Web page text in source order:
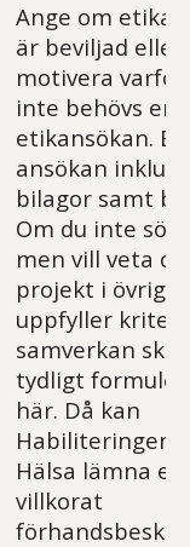
Ange om
är beviljad eller
motivera
inte behövs en
etikansökan.
ansökan
bilagor samt
Om du inte
men vill veta
projekt i övrigt
uppfyller
samverkan ska
tydligt
här. Då kan
Habiliteringen
Hälsa lämna ett
villkorat